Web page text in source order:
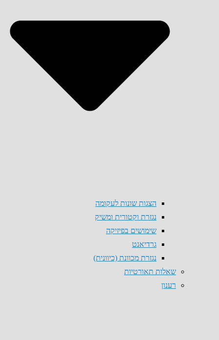
הצגות שונות לעקומה
נגזרת וקטורית ומשיק
שימושים בפיזיקה
גרדיאנט
נגזרת מכוונת (כיוונית)
שאלות תאורטיות
רענון